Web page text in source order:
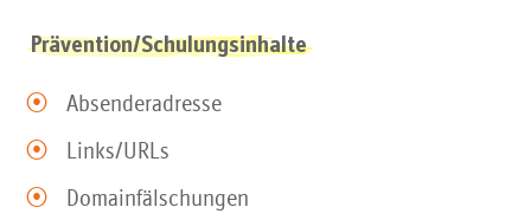
Prävention/Schulungsinhalte
Absenderadresse
Links/URLs
Domainfälschungen